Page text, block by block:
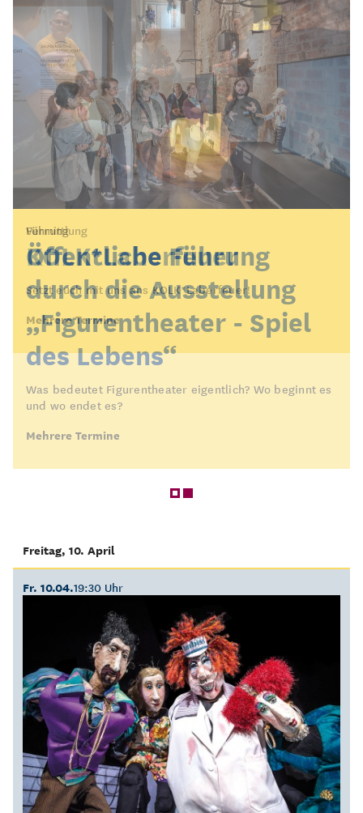
Vermittlung
KOLK*Laberfeuer
Setzt euch mit uns ans KOLK*Laberfeuer!
Mehrere Termine
Führung
Öffentliche Führung
durch die Ausstellung
„Figurentheater - Spiel
des Lebens“
Was bedeutet Figurentheater eigentlich? Wo beginnt es
und wo endet es?
Mehrere Termine
Freitag, 10. April
Fr. 10.04.19:30 Uhr